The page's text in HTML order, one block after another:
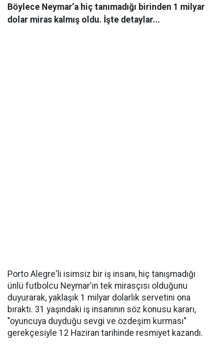
Böylece Neymar’a hiç tanımadığı birinden 1 milyar
dolar miras kalmış oldu. İşte detaylar...
Porto Alegre'li isimsiz bir iş insanı, hiç tanışmadığı
ünlü futbolcu Neymar'ın tek mirasçısı olduğunu
duyurarak, yaklaşık 1 milyar dolarlık servetini ona
bıraktı. 31 yaşındaki iş insanının söz konusu kararı,
"oyuncuya duyduğu sevgi ve özdeşim kurması"
gerekçesiyle 12 Haziran tarihinde resmiyet kazandı.